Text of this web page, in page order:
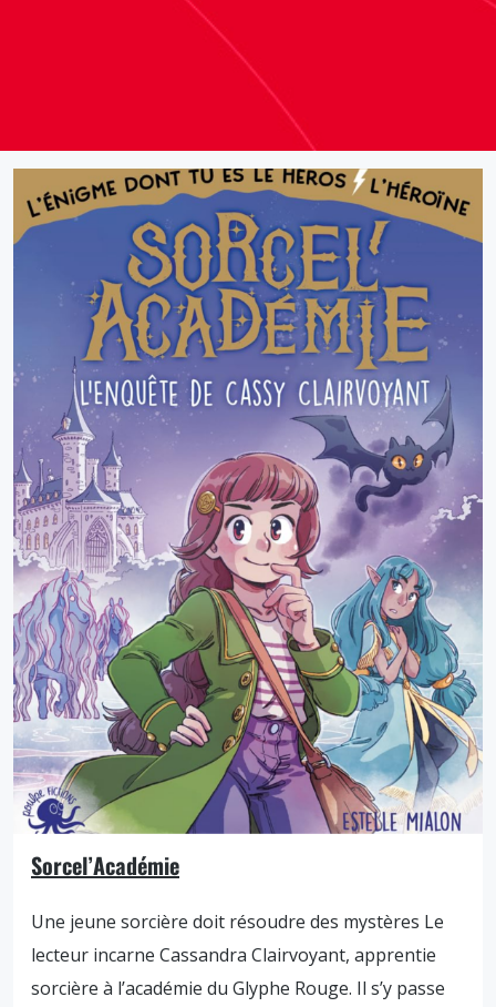
Sorcel’Académie
Une jeune sorcière doit résoudre des mystères Le
lecteur incarne Cassandra Clairvoyant, apprentie
sorcière à l’académie du Glyphe Rouge. Il s’y passe